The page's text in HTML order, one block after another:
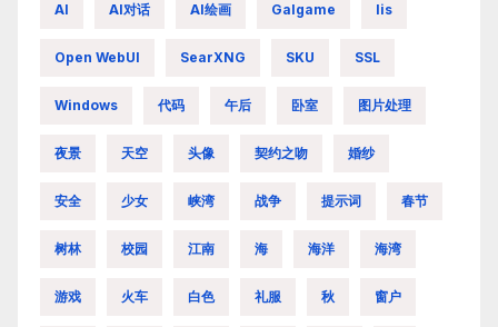
AI AI对话 AI绘画 Galgame Iis
Open WebUI SearXNG SKU SSL
Windows 代码 午后 卧室 图片处理
夜景 天空 头像 契约之吻 婚纱
安全 少女 峡湾 战争 提示词 春节
树林 校园 江南 海 海洋 海湾
游戏 火车 白色 礼服 秋 窗户